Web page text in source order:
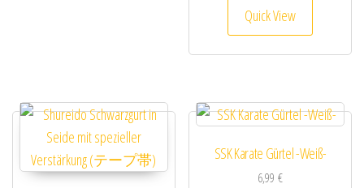
Quick View
SSK Karate Gürtel -Weiß-
6,99€